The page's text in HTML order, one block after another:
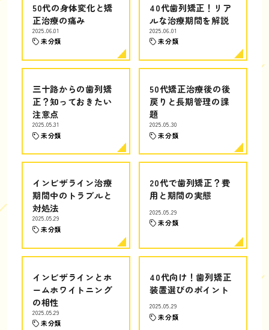
50代の身体変化と矯
正治療の痛み
2025.06.01
未分類
40代歯列矯正！リア
ルな治療期間を解説
2025.06.01
未分類
三十路からの歯列矯
正？知っておきたい
注意点
2025.05.31
未分類
50代矯正治療後の後
戻りと長期管理の課
題
2025.05.30
未分類
インビザライン治療
期間中のトラブルと
対処法
2025.05.29
未分類
20代で歯列矯正？費
用と期間の実態
2025.05.29
未分類
インビザラインとホ
ームホワイトニング
の相性
2025.05.29
未分類
40代向け！歯列矯正
装置選びのポイント
2025.05.29
未分類